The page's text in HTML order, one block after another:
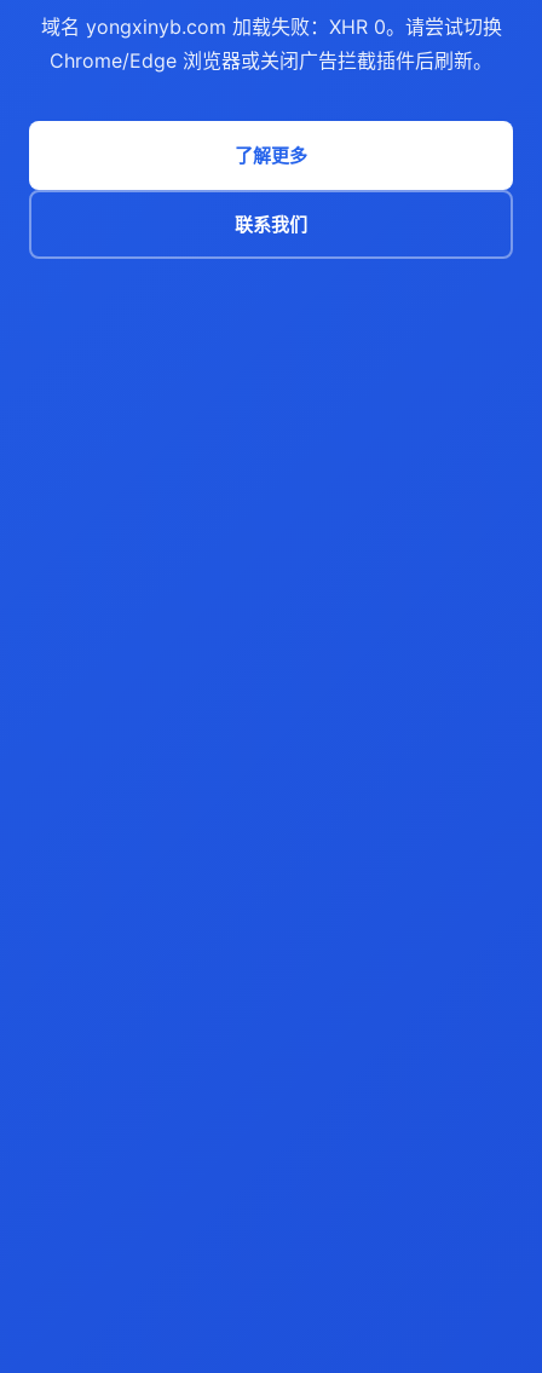
域名 yongxinyb.com 加载失败：XHR 0。请尝试切换
Chrome/Edge 浏览器或关闭广告拦截插件后刷新。
了解更多
联系我们